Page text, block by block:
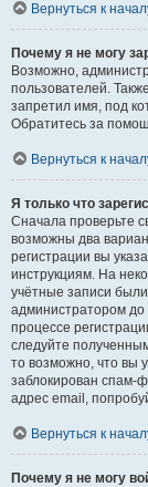
Вернуться к
Почему я не могу
Возможно,
пользователей.
запретил имя, под
Обратитесь за
Вернуться к
Я только что
Сначала проверьте
возможны два
регистрации вы
инструкциям. На
учётные записи
администратором
процессе
следуйте
то возможно, что вы
заблокирован спам-
адрес email,
Вернуться к
Почему я не могу